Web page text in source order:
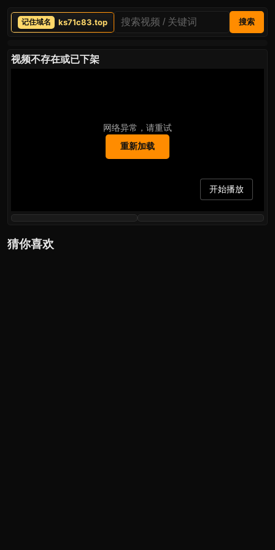
ks71c83.top 搜索
视频不存在或已下架
网络异常，请重试
重新加载
开始播放
猜你喜欢